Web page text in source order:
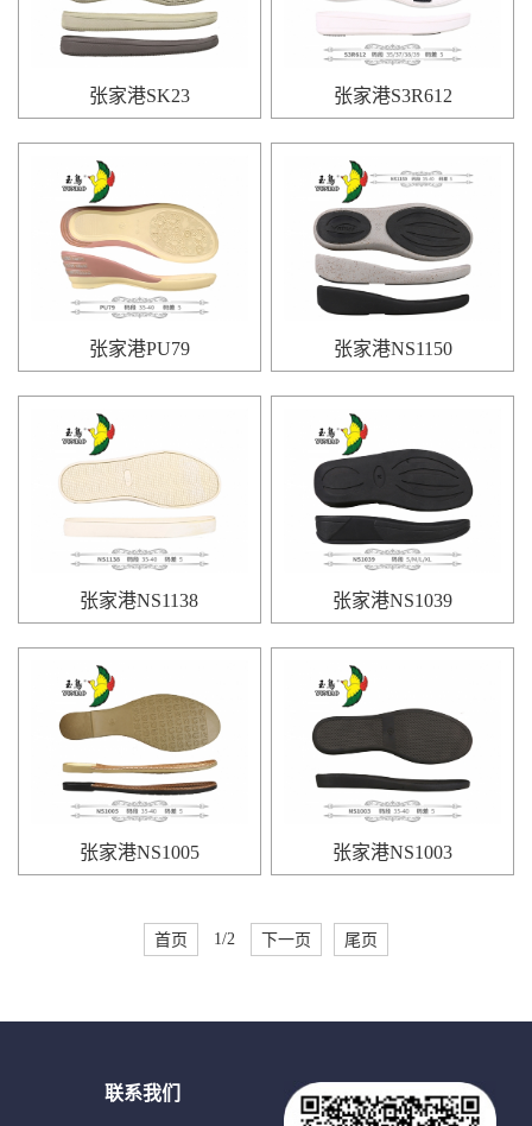
张家港SK23 张家港S3R612
张家港PU79 张家港NS1150
张家港NS1138 张家港NS1039
张家港NS1005 张家港NS1003
首页 1/2 下一页 尾页
联系我们